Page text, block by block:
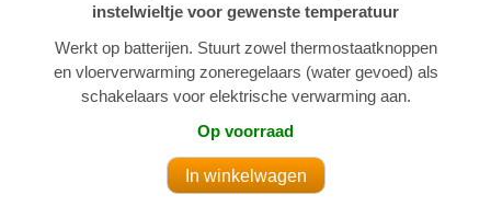
instelwieltje voor gewenste temperatuur
Werkt op batterijen. Stuurt zowel thermostaatknoppen
en vloerverwarming zoneregelaars (water gevoed) als
schakelaars voor elektrische verwarming aan.
Op voorraad